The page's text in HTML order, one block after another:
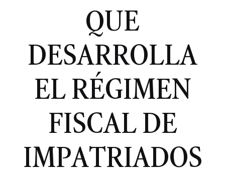
QUE
DESARROLLA
EL RÉGIMEN
FISCAL DE
IMPATRIADOS